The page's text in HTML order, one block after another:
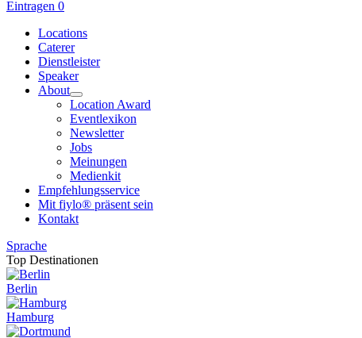
Eintragen 0
Locations
Caterer
Dienstleister
Speaker
About
Location Award
Eventlexikon
Newsletter
Jobs
Meinungen
Medienkit
Empfehlungsservice
Mit fiylo® präsent sein
Kontakt
Sprache
Top Destinationen
Berlin
Hamburg